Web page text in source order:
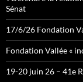
Sénat
17/6/26 Fondation
Fondation Vallée «
19-20 juin 26 – 41e